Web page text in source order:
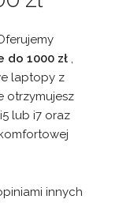
1000 zł,
laptopy z
otrzymujesz
lub i7 oraz
innych